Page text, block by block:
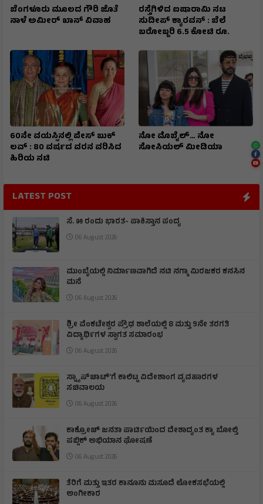
ಬೆಂಗಳೂರು ಮೂಲದ ಗೌರಿ ಜೊತೆ
ನಾಳೆ ಅಮೀರ್ ಖಾನ್ ವಿವಾಹ
ರಸ್ತೆಗಿಳಿದ ಐಷಾರಾಮಿ ನಟ
ಸುದೀಪ್ ಕ್ಯಾರವನ್ : ಬೆಲೆ
ಬರೋಬ್ಬರಿ 6.5 ಕೋಟಿ ರೂ.
60ನೇ ವಯಸ್ಸಿನಲ್ಲಿ ಪೇಸ್ ಬುಕ್
ಲವ್ : 80 ವರ್ಷದ ವರನ ವರಿಸಿದ
ಹಿರಿಯ ನಟಿ
ನೋ ಮೊಬೈಲ್… ನೋ
ಸೋಸಿಯಲ್ ಮೀಡಿಯಾ
LATEST POST
ಸೆ. ೫ ರಂದು ಭಾರತ- ಪಾಕಿಸ್ತಾನ ಪಂದ್ಯ
06 August 2026
ಮುಂಬೈಯಲ್ಲಿ ನಿರ್ಮಾಣವಾಗಿದೆ ನಟಿ ನಗ್ಮಾ ಮಿರಜಕರ ಕನಸಿನ
ಮನೆ
06 August 2026
ಶ್ರೀ ವೆಂಕಟೇಶ್ವರ ಪ್ರೌಢ ಶಾಲೆಯಲ್ಲಿ 8 ಮತ್ತು 9ನೇ ತರಗತಿ
ವಿದ್ಯಾರ್ಥಿಗಳ ಸ್ವಾಗತ ಸಮಾರಂಭ
06 August 2026
ಸ್ನ್ಯಾಪ್‌ಚಾಟ್‌'ಗೆ ಕಾಲಿಟ್ಟ ವಿದೇಶಾಂಗ ವ್ಯವಹಾರಗಳ
ಸಚಿವಾಲಯ
06 August 2026
ಕಾಕ್ರೋಚ್ ಜನತಾ ಪಾರ್ಟಿಯಿಂದ ದೇಶಾದ್ಯಂತ ಕ್ಯಾ ಬೋಲ್ತಿ
ಪಬ್ಲಿಕ್ ಅಭಿಯಾನ ಘೋಷಣೆ
06 August 2026
ತೆರಿಗೆ ಮತ್ತು ಇತರ ಕಾನೂನು ಮಸೂದೆ ಲೋಕಸಭೆಯಲ್ಲಿ
ಅಂಗೀಕಾರ